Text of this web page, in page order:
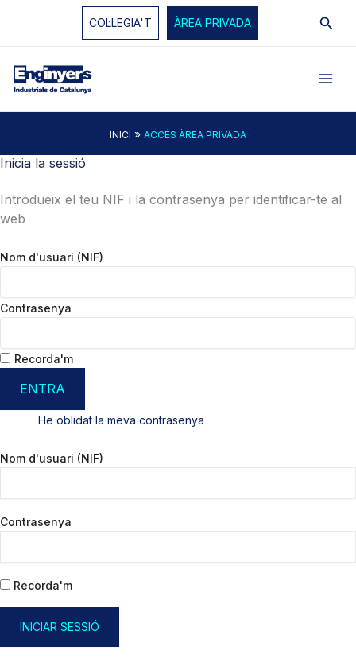
COL·LEGIA'T ÀREA PRIVADA
INICI » ACCÉS ÀREA PRIVADA
Inicia la sessió
Introdueix el teu NIF i la contrasenya per identificar-te al
web
Nom d'usuari (NIF)
Contrasenya
Recorda'm
ENTRA
He oblidat la meva contrasenya
Nom d'usuari (NIF)
Contrasenya
Recorda'm
INICIAR SESSIÓ